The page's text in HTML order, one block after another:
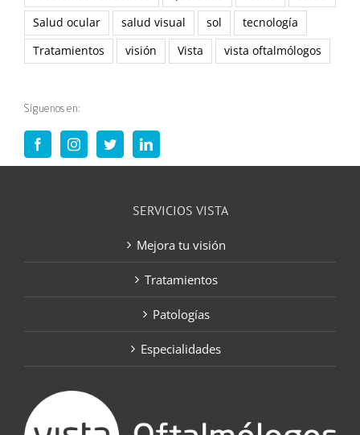
Salud ocular
salud visual sol
tecnología
Tratamientos
visión Vista vista oftalmólogos
Síguenos en:
SERVICIOS VISTA
Mejora tu visión
Tratamientos
Patologías
Especialidades